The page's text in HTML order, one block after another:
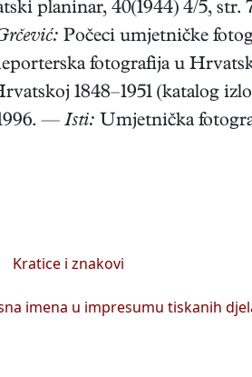
planinar, 40(1944) 4/5, str.
Počeci umjetničke
fotografija u
1848–1951 (katalog
— Isti: Umjetnička
Kratice i znakovi
imena u impresumu tiskanih